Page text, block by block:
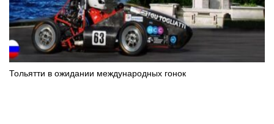
Тольятти в ожидании международных гонок